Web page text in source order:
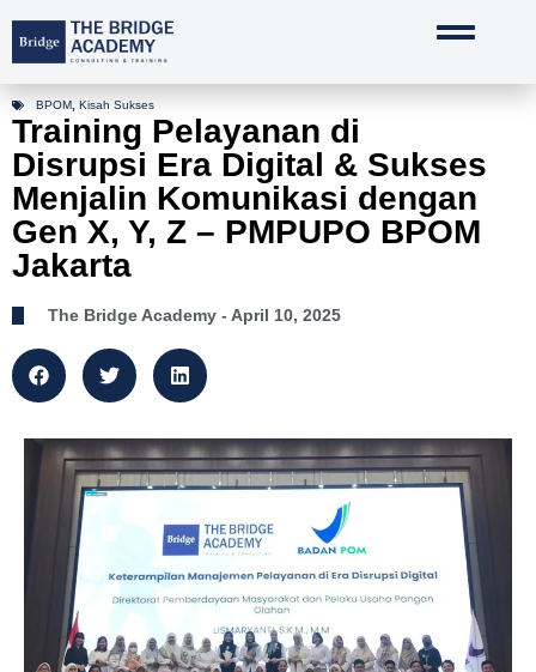
Lewati
ke
konten
BPOM Kisah Sukses
Training Pelayanan di
Disrupsi Era Digital & Sukses
Menjalin Komunikasi dengan
Gen X, Y, Z – PMPUPO BPOM
Jakarta
The Bridge Academy - April 10, 2025